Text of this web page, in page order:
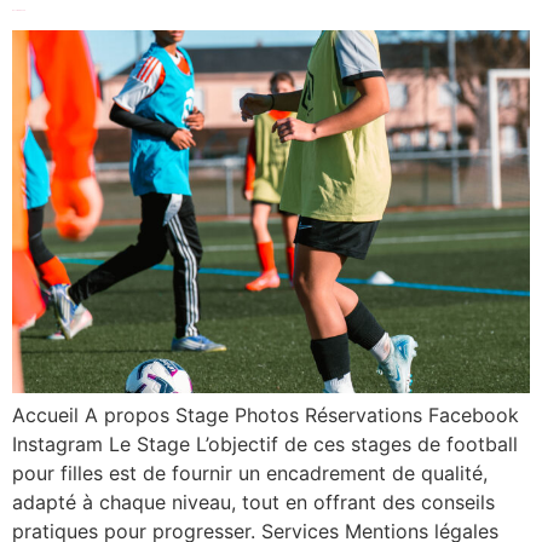
Accueil A propos Stage Photos Réservations Facebook
Instagram Le Stage L’objectif de ces stages de football
pour filles est de fournir un encadrement de qualité,
adapté à chaque niveau, tout en offrant des conseils
pratiques pour progresser. Services Mentions légales